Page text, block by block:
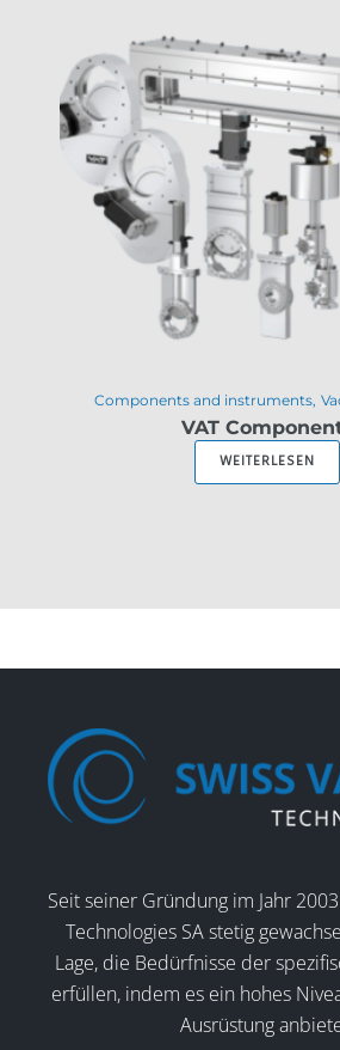
Components and instruments
VAT
WEITERLESEN
Seit seiner Gründung im Jahr
Technologies SA stetig
Lage, die Bedürfnisse der
erfüllen, indem es ein hohes
Ausrüstung